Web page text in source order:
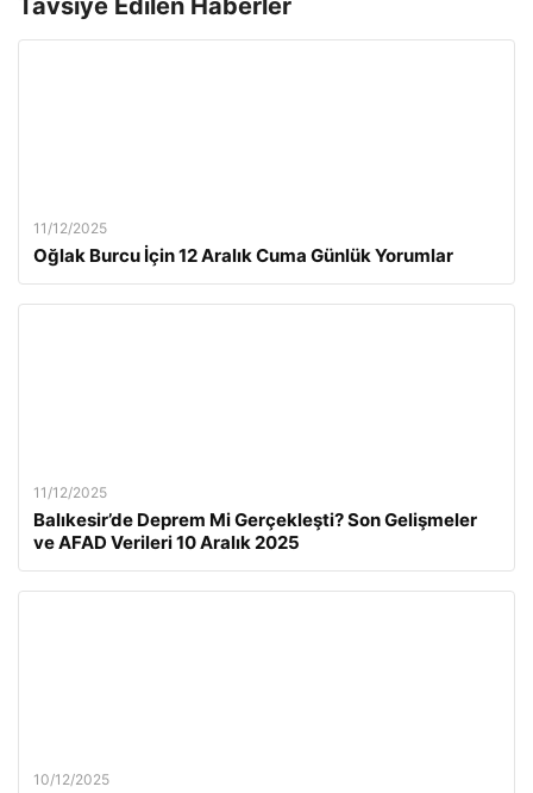
11/12/2025
Oğlak Burcu İçin 12 Aralık Cuma Günlük Yorumlar
11/12/2025
Balıkesir’de Deprem Mi Gerçekleşti? Son Gelişmeler
ve AFAD Verileri 10 Aralık 2025
10/12/2025